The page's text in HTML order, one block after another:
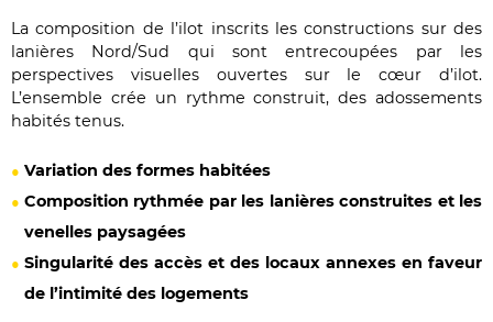
La composition de l’ilot inscrits les constructions sur des
lanières Nord/Sud qui sont entrecoupées par les
perspectives visuelles ouvertes sur le cœur d’ilot.
L’ensemble crée un rythme construit, des adossements
habités tenus.
Variation des formes habitées
Composition rythmée par les lanières construites et les
venelles paysagées
Singularité des accès et des locaux annexes en faveur
de l’intimité des logements